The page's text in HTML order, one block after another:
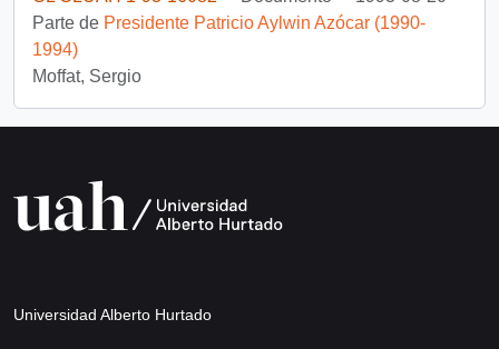
Parte de Presidente Patricio Aylwin Azócar (1990-
1994)
Moffat, Sergio
Universidad Alberto Hurtado